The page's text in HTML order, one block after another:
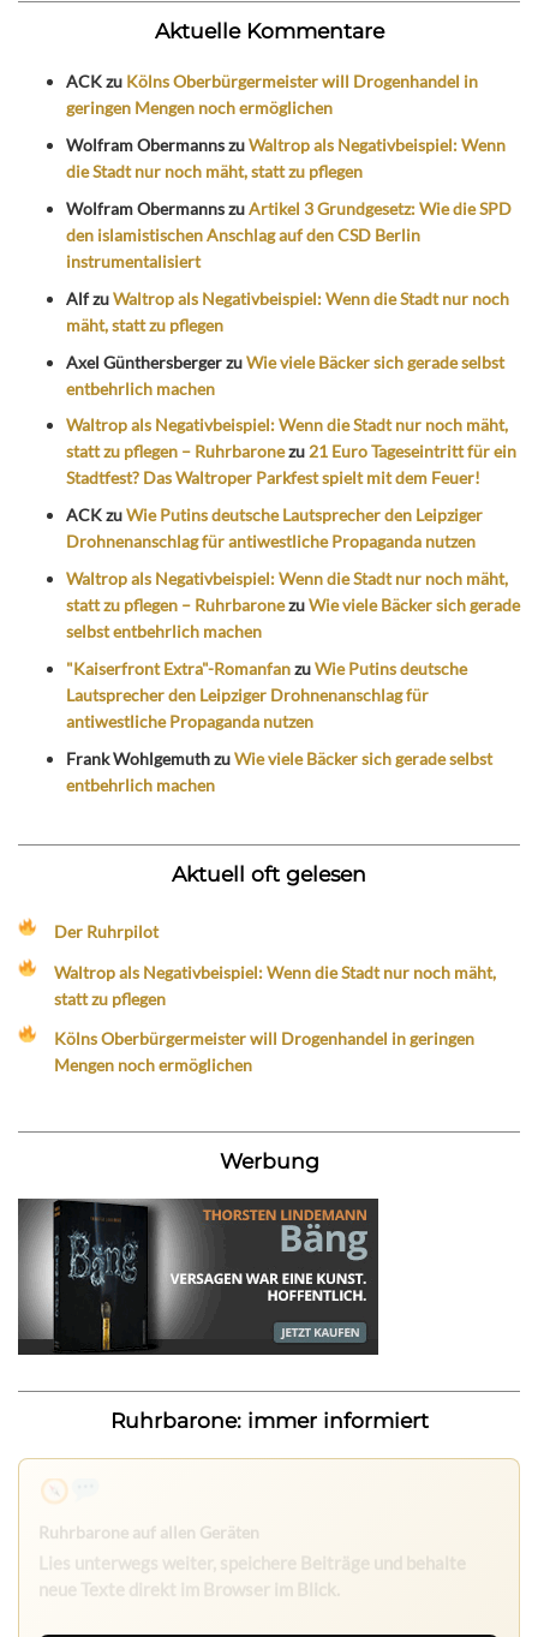
Aktuelle Kommentare
ACKzu Kölns Oberbürgermeister will Drogenhandel in
geringen Mengen noch ermöglichen
Wolfram ObermannszuWaltrop als Negativbeispiel: Wenn
die Stadt nur noch mäht, statt zu pflegen
Wolfram ObermannszuArtikel 3 Grundgesetz: Wie die SPD
den islamistischen Anschlag auf den CSD Berlin
instrumentalisiert
AlfzuWaltrop als Negativbeispiel: Wenn die Stadt nur noch
mäht, statt zu pflegen
Axel GünthersbergerzuWie viele Bäcker sich gerade selbst
entbehrlich machen
Waltrop als Negativbeispiel: Wenn die Stadt nur noch mäht,
statt zu pflegen – Ruhrbaronezu21 Euro Tageseintritt für ein
Stadtfest? Das Waltroper Parkfest spielt mit dem Feuer!
ACKzuWie Putins deutsche Lautsprecher den Leipziger
Drohnenanschlag für antiwestliche Propaganda nutzen
Waltrop als Negativbeispiel: Wenn die Stadt nur noch mäht,
statt zu pflegen – RuhrbaronezuWie viele Bäcker sich gerade
selbst entbehrlich machen
"Kaiserfront Extra"-RomanfanzuWie Putins deutsche
Lautsprecher den Leipziger Drohnenanschlag für
antiwestliche Propaganda nutzen
Frank WohlgemuthzuWie viele Bäcker sich gerade selbst
entbehrlich machen
Aktuell oft gelesen
Der Ruhrpilot
Waltrop als Negativbeispiel: Wenn die Stadt nur noch mäht,
statt zu pflegen
Kölns Oberbürgermeister will Drogenhandel in geringen
Mengen noch ermöglichen
Werbung
Ruhrbarone: immer informiert